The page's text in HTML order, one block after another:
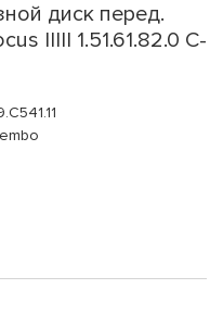
диск перед.
IIIII 1.51.61.82.0 C-